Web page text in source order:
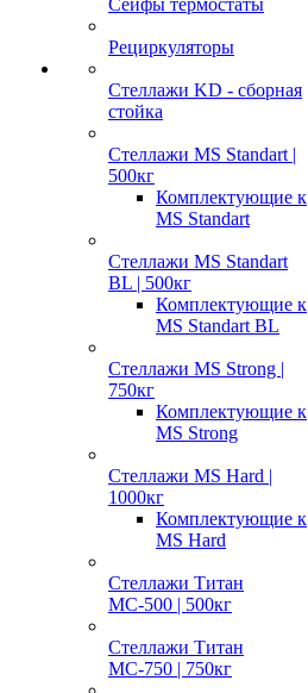
Сейфы термостаты
Рециркуляторы
Стеллажи KD - сборная
стойка
Стеллажи MS Standart |
500кг
Комплектующие к
MS Standart
Стеллажи MS Standart
BL | 500кг
Комплектующие к
MS Standart BL
Стеллажи MS Strong |
750кг
Комплектующие к
MS Strong
Стеллажи MS Hard |
1000кг
Комплектующие к
MS Hard
Стеллажи Титан
МС-500 | 500кг
Стеллажи Титан
МС-750 | 750кг